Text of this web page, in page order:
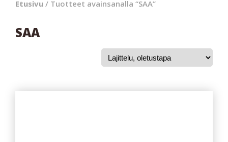
Etusivu / Tuotteet avainsanalla “SAA”
SAA